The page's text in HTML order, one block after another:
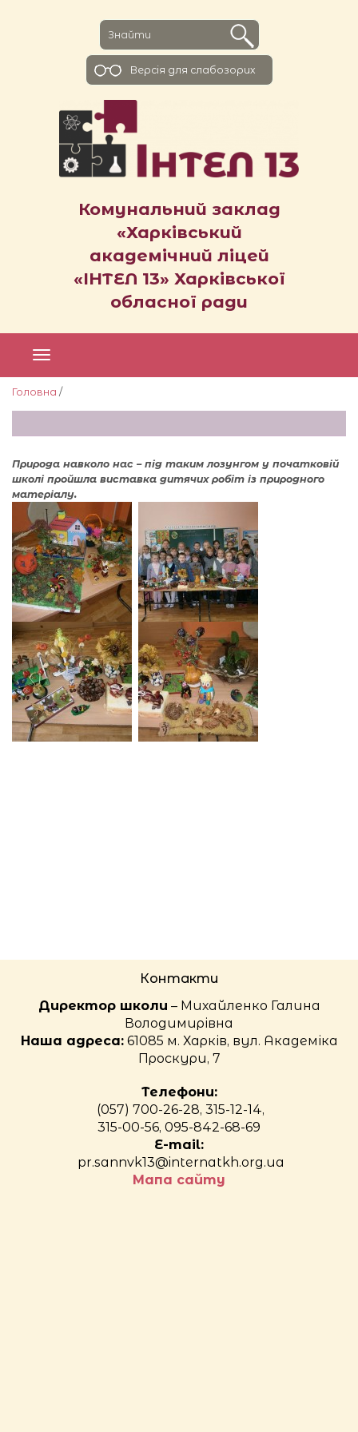
Комунальний заклад
«Харківський
академічний ліцей
«ІНТЕЛ 13» Харківської
обласної ради
Версiя для слабозорих
Головна /
Природа навколо нас – під таким лозунгом у початковій
школі пройшла виставка дитячих робіт із природного
матеріалу.
Контакти
Директор школи – Михайленко Галина
Володимирівна
Наша адреса:61085 м. Харків, вул. Академіка
Проскури, 7
Телефони:
(057) 700-26-28, 315-12-14,
315-00-56, 095-842-68-69
E-mail:
pr.sannvk13@internatkh.org.ua
Мапа сайту